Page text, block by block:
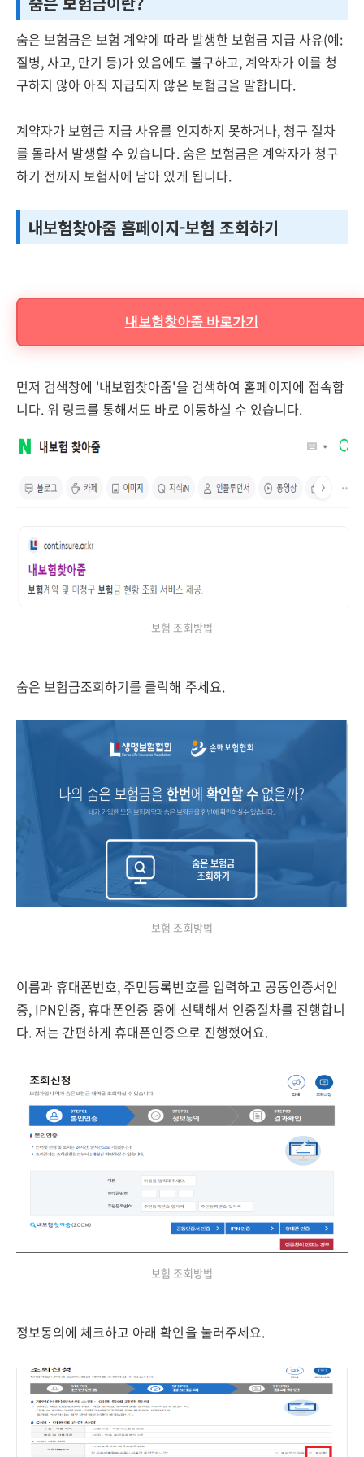
숨은 보험금은 보험 계약에 따라 발생한 보험금 지급 사유(예:
질병, 사고, 만기 등)가 있음에도 불구하고, 계약자가 이를 청
구하지 않아 아직 지급되지 않은 보험금을 말합니다.
계약자가 보험금 지급 사유를 인지하지 못하거나, 청구 절차
를 몰라서 발생할 수 있습니다. 숨은 보험금은 계약자가 청구
하기 전까지 보험사에 남아 있게 됩니다.
내보험찾아줌 홈페이지-보험 조회하기
내보험찾아줌 바로가기
먼저 검색창에 '내보험찾아줌'을 검색하여 홈페이지에 접속합
니다. 위 링크를 통해서도 바로 이동하실 수 있습니다.
보험 조회방법
숨은 보험금조회하기를 클릭해 주세요.
보험 조회방법
이름과 휴대폰번호, 주민등록번호를 입력하고 공동인증서인
증, IPN인증, 휴대폰인증 중에 선택해서 인증절차를 진행합니
다. 저는 간편하게 휴대폰인증으로 진행했어요.
보험 조회방법
정보동의에 체크하고 아래 확인을 눌러주세요.